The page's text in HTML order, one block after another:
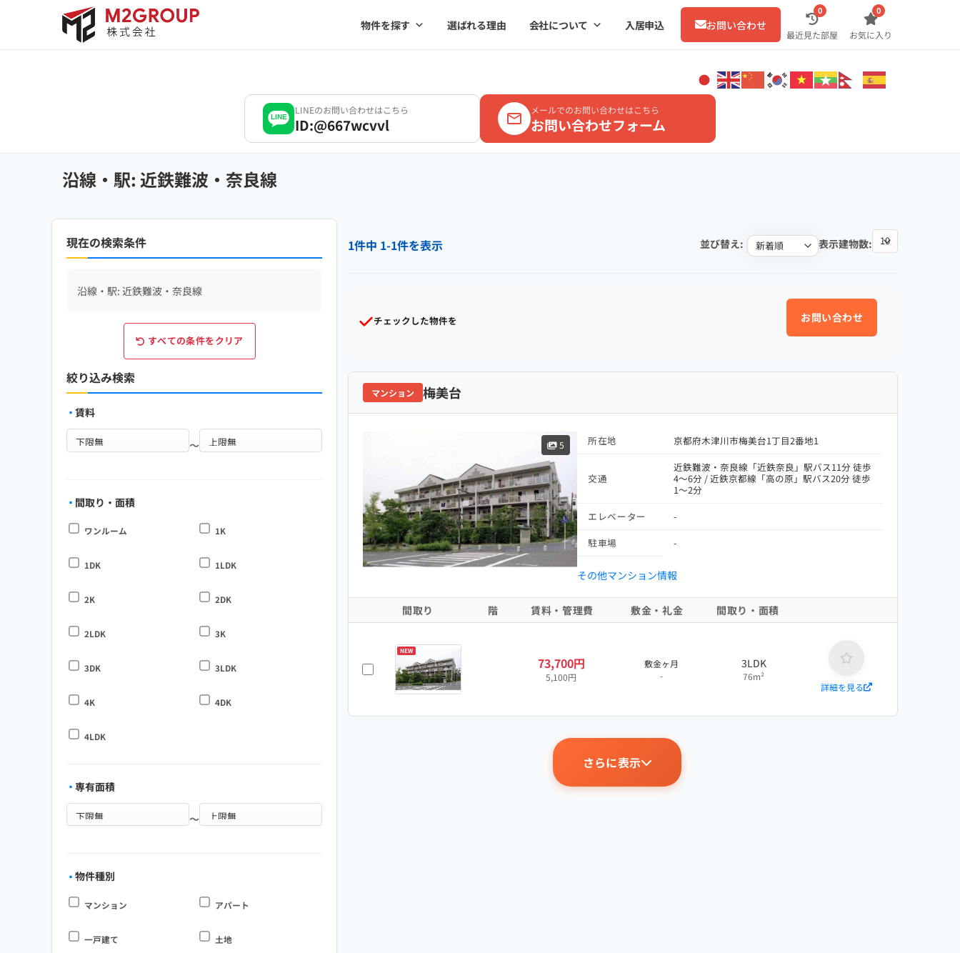
LINE
LINEのお問い合わせはこちら
ID:@667wcvvl
メールでのお問い合わせはこちら
お問い合わせフォーム
物件を探す 選ばれる理由 会社について 入居申込 お問い合わせ
0
最近見た部屋
0
お気に入り
沿線・駅: 近鉄難波・奈良線
現在の検索条件
沿線・駅: 近鉄難波・奈良線
すべての条件をクリア
絞り込み検索
賃料
～
間取り・面積
ワンルーム 1K
1DK 1LDK
2K 2DK
2LDK 3K
3DK 3LDK
4K 4DK
4LDK
専有面積
～
物件種別
マンション アパート
一戸建て 土地
1件中 1-1件を表示 並び替え: 表示建物数:
チェックした物件を お問い合わせ
マンション 梅美台
5 所在地 京都府木津川市梅美台1丁目2番地1
交通
近鉄難波・奈良線「近鉄奈良」駅バス11分 徒歩
4～6分 / 近鉄京都線「高の原」駅バス20分 徒歩
1～2分
エレベーター
-
駐車場
-
その他マンション情報
間取り 階 賃料・管理費 敷金・礼金 間取り・面積
NEW
73,700円
5,100円
敷金ヶ月
-
3LDK
76m²
詳細を見る
さらに表示